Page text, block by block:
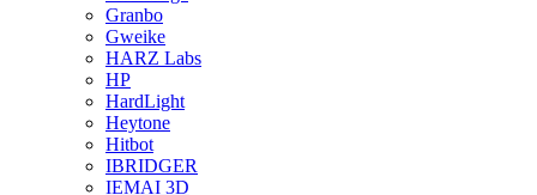
Granbo
Gweike
HARZ Labs
HP
HardLight
Heytone
Hitbot
IBRIDGER
IEMAI 3D